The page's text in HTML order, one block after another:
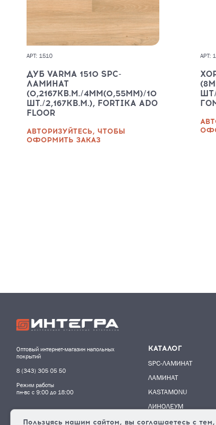
АРТ: 1510
ДУБ VARMA 1510 SPC-
ЛАМИНАТ
(0,2167КВ.М./4ММ(0,55ММ)/10
ШТ./2,167КВ.М.), FORTIKA ADO
FLOOR
АВТОРИЗУЙТЕСЬ, ЧТОБЫ
ОФОРМИТЬ ЗАКАЗ
АРТ:
ШТ/
Оптовый интернет-магазин напольных
покрытий
8 (343) 305 05 50
Режим работы
пн-вс с 9:00 до 18:00
КАТАЛОГ
SPC-ЛАМИНАТ
ЛАМИНАТ
KASTAMONU
ЛИНОЛЕУМ
Пользуясь нашим сайтом, вы соглашаетесь с тем,